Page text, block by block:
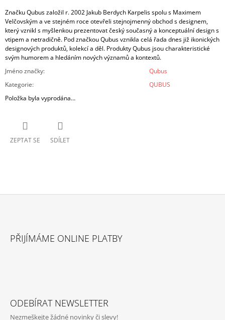
Značku Qubus založil r. 2002 Jakub Berdych Karpelis spolu s Maximem
Velčovským a ve stejném roce otevřeli stejnojmenný obchod s designem,
který vznikl s myšlenkou prezentovat český současný a konceptuální design s
vtipem a netradičně. Pod značkou Qubus vznikla celá řada dnes již ikonických
designových produktů, kolekcí a děl. Produkty Qubus jsou charakteristické
svým humorem a hledáním nových významů a kontextů.
Jméno značky:
Qubus
Kategorie:
QUBUS
Položka byla vyprodána…
ZEPTAT SE SDÍLET
PŘIJÍMÁME ONLINE PLATBY
ODEBÍRAT NEWSLETTER
Nezmeškejte žádné novinky či slevy!